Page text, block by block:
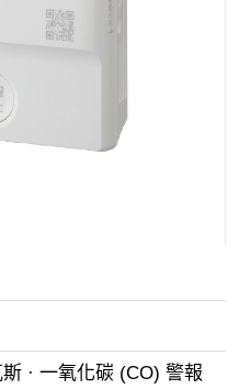
· 一氧化碳 (CO) 警報